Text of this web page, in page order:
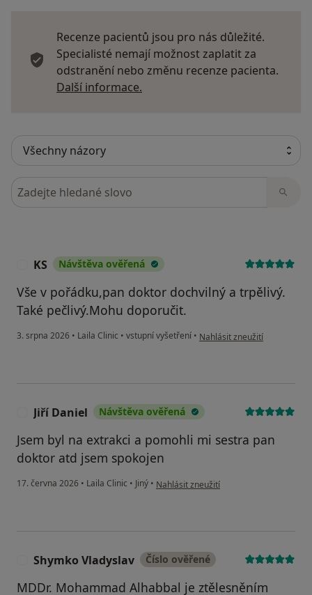
Recenze pacientů jsou pro nás důležité.
Specialisté nemají možnost zaplatit za
odstranění nebo změnu recenze pacienta.
Další informace.
Hledejte v názorech
KS Návštěva ověřená
Vše v pořádku,pan doktor dochvilný a trpělivý.
Také pečlivý.Mohu doporučit.
3. srpna 2026 • Laila Clinic • vstupní vyšetření • podle názoru uživatele KS
Nahlásit zneužití
Jiří Daniel Návštěva ověřená
Jsem byl na extrakci a pomohli mi sestra pan
doktor atd jsem spokojen
17. června 2026 • Laila Clinic • Jiný • podle názoru uživatele Jiří Daniel
Nahlásit zneužití
Shymko Vladyslav Číslo ověřené
MDDr. Mohammad Alhabbal je ztělesněním